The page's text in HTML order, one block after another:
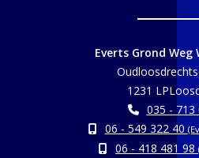
Everts Grond Weg
1231
035 - 713
06 - 549 322 40
06 - 418 481 98